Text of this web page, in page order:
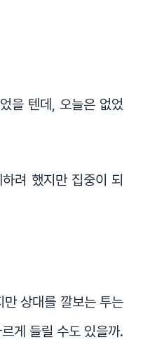
을 텐데, 오늘은 없었
려 했지만 집중이 되
상대를 깔보는 투는
게 들릴 수도 있을까.